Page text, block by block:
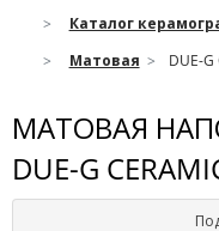
Каталог
Матовая
DUE-
МАТОВАЯ
DUE-G